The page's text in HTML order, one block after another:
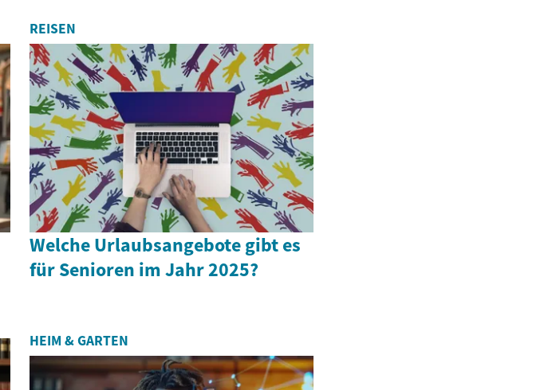
REISEN
Welche Urlaubsangebote gibt es
für Senioren im Jahr 2025?
HEIM & GARTEN